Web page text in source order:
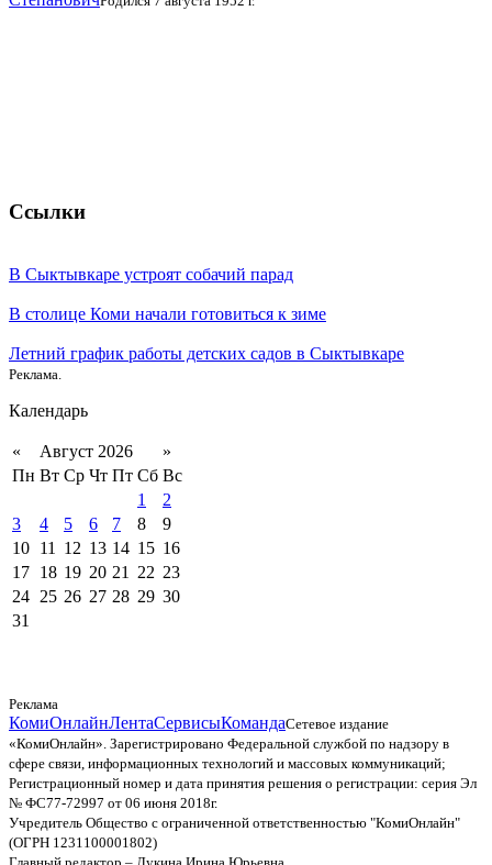
Ссылки
В Сыктывкаре устроят собачий парад
В столице Коми начали готовиться к зиме
Летний график работы детских садов в Сыктывкаре
Реклама.
Календарь
« Август 2026
»
Пн Вт Ср Чт Пт Сб Вс
1
2
3
4 5 6 7 8
9
10 11 12 13 14 15 16
17 18 19 20 21 22 23
24 25 26 27 28 29 30
31
Реклама
КомиОнлайнЛентаСервисыКомандаСетевое издание
«КомиОнлайн». Зарегистрировано Федеральной службой по надзору в
сфере связи, информационных технологий и массовых коммуникаций;
Регистрационный номер и дата принятия решения о регистрации: серия Эл
№ ФС77-72997 от 06 июня 2018г.
Учредитель Общество с ограниченной ответственностью "КомиОнлайн"
(ОГРН 1231100001802)